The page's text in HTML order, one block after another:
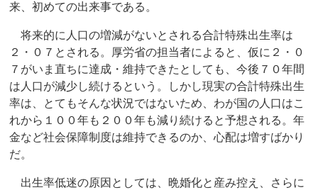
来、初めての出来事である。
将来的に人口の増減がないとされる合計特殊出生率は
２・０７とされる。厚労省の担当者によると、仮に２・０
７がいま直ちに達成・維持できたとしても、今後７０年間
は人口が減少し続けるという。しかし現実の合計特殊出生
率は、とてもそんな状況ではないため、わが国の人口はこ
れから１００年も２００年も減り続けると予想される。年
金など社会保障制度は維持できるのか、心配は増すばかり
だ。
出生率低迷の原因としては、晩婚化と産み控え、さらに